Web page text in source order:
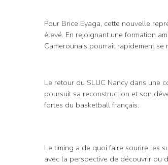
Pour Brice Eyaga, cette nouvelle
élevé. En rejoignant une formation
Camerounais pourrait rapidement
Le retour du SLUC Nancy dans une
poursuit sa reconstruction et son
fortes du basketball français.
Le timing a de quoi faire sourire les
avec la perspective de découvrir ou